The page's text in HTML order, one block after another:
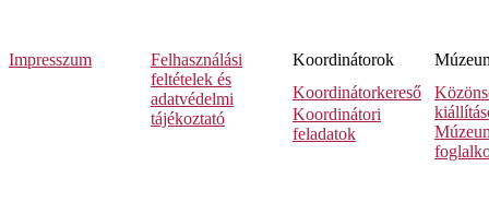
Impresszum
Felhasználási
feltételek és
adatvédelmi
tájékoztató
Koordinátorok
Koordinátorkereső
Koordinátori
feladatok